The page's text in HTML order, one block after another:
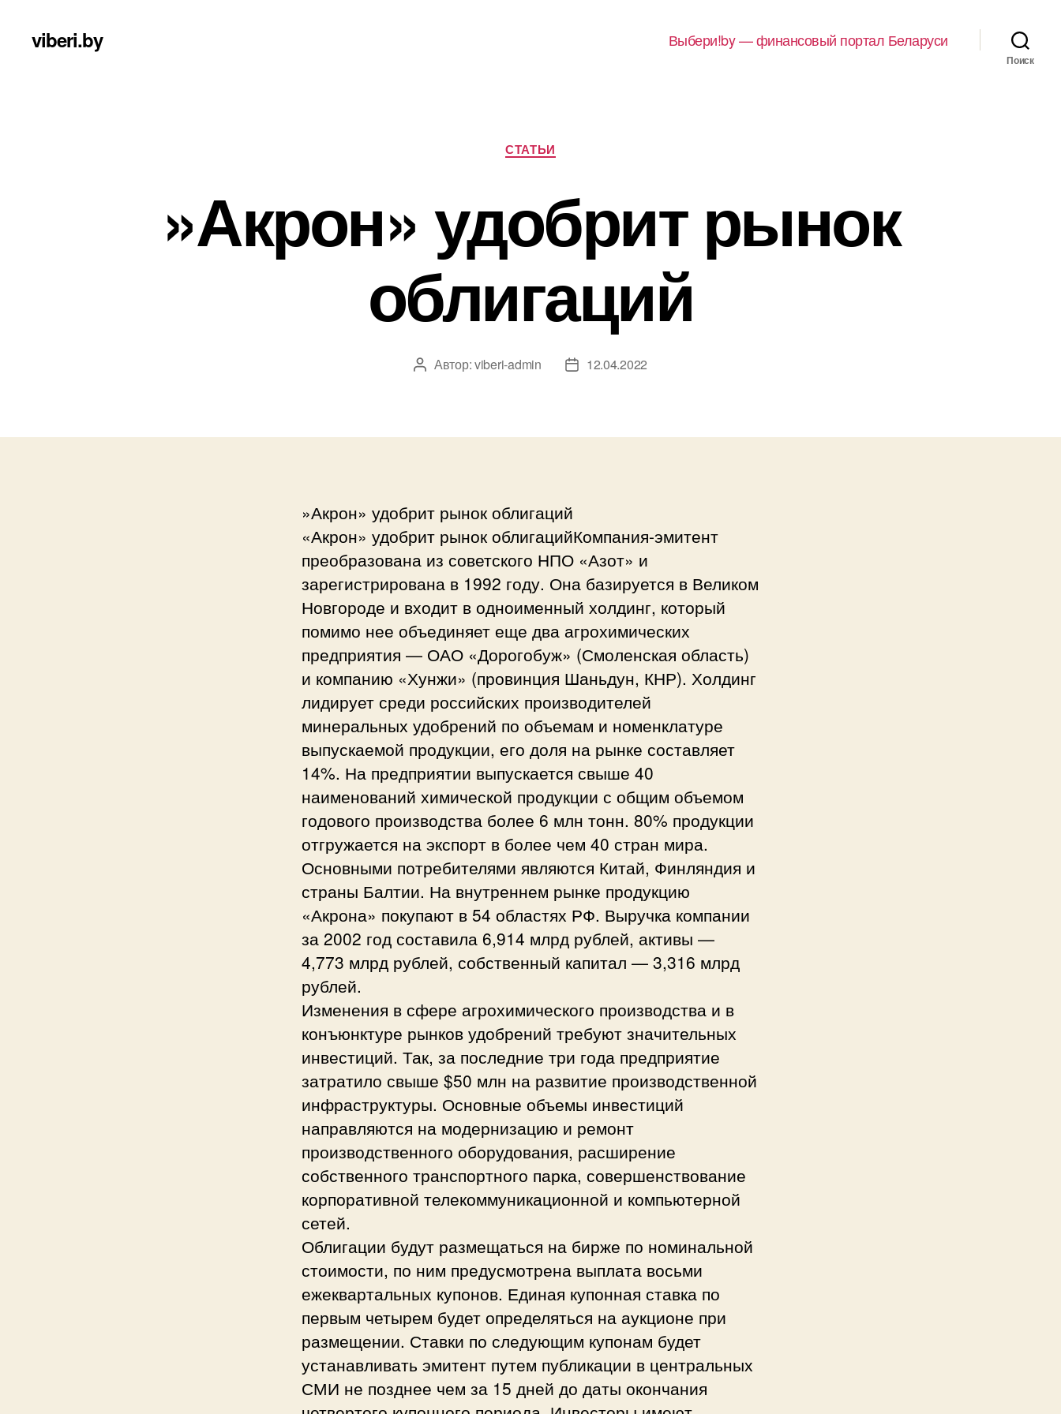
viberi.by Выбери!by — финансовый портал Беларуси
Поиск
Рубрики
СТАТЬИ
»Акрон» удобрит рынок
облигаций
Автор
Автор:viberi-admin
Дата12.04.2022
»Акрон» удобрит рынок облигаций
«Акрон» удобрит рынок облигацийКомпания-эмитент
преобразована из советского НПО «Азот» и
зарегистрирована в 1992 году. Она базируется в Великом
Новгороде и входит в одноименный холдинг, который
помимо нее объединяет еще два агрохимических
предприятия — ОАО «Дорогобуж» (Смоленская область)
и компанию «Хунжи» (провинция Шаньдун, КНР). Холдинг
лидирует среди российских производителей
минеральных удобрений по объемам и номенклатуре
выпускаемой продукции, его доля на рынке составляет
14%. На предприятии выпускается свыше 40
наименований химической продукции с общим объемом
годового производства более 6 млн тонн. 80% продукции
отгружается на экспорт в более чем 40 стран мира.
Основными потребителями являются Китай, Финляндия и
страны Балтии. На внутреннем рынке продукцию
«Акрона» покупают в 54 областях РФ. Выручка компании
за 2002 год составила 6,914 млрд рублей, активы —
4,773 млрд рублей, собственный капитал — 3,316 млрд
рублей.
Изменения в сфере агрохимического производства и в
конъюнктуре рынков удобрений требуют значительных
инвестиций. Так, за последние три года предприятие
затратило свыше $50 млн на развитие производственной
инфраструктуры. Основные объемы инвестиций
направляются на модернизацию и ремонт
производственного оборудования, расширение
собственного транспортного парка, совершенствование
корпоративной телекоммуникационной и компьютерной
сетей.
Облигации будут размещаться на бирже по номинальной
стоимости, по ним предусмотрена выплата восьми
ежеквартальных купонов. Единая купонная ставка по
первым четырем будет определяться на аукционе при
размещении. Ставки по следующим купонам будет
устанавливать эмитент путем публикации в центральных
СМИ не позднее чем за 15 дней до даты окончания